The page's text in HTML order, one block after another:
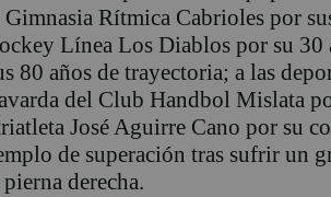
Rítmica Cabrioles por
Línea Los Diablos por su
80 años de trayectoria; a las
del Club Handbol Mislata
José Aguirre Cano por su
de superación tras sufrir un
derecha.